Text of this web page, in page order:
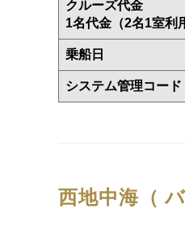
クルーズ代金
1名代金（2名1室利
乗船日
システム管理コード
西地中海（